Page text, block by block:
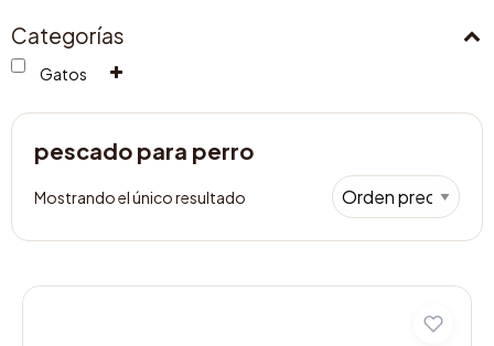
Categorías
Gatos
pescado para perro
Mostrando el único resultado